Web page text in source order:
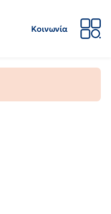
Κοινωνία